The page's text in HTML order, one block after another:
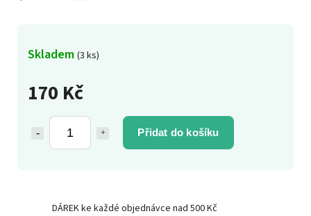
170 Kč
Přidat do košíku
Skladem (3 ks)
DÁREK ke každé objednávce nad 500 Kč